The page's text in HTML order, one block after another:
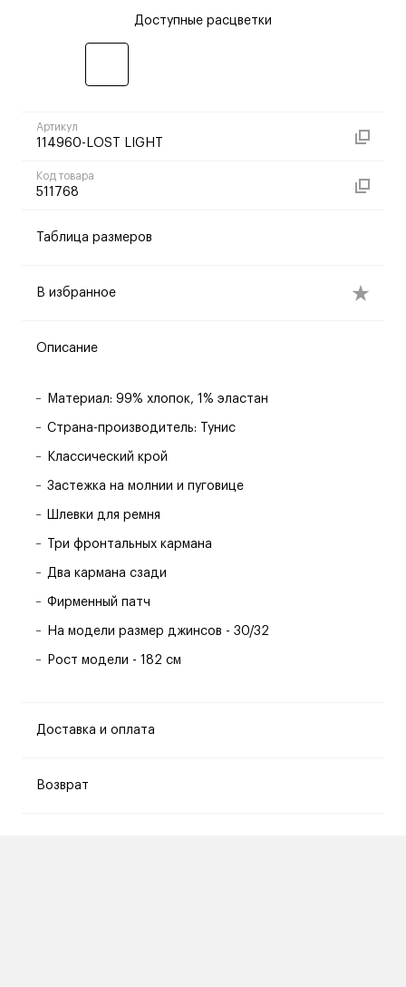
Доступные расцветки
Артикул
114960-LOST LIGHT
Код товара
511768
Таблица размеров
В избранное
Описание
Материал: 99% хлопок, 1% эластан
Страна-производитель: Тунис
Классический крой
Застежка на молнии и пуговице
Шлевки для ремня
Три фронтальных кармана
Два кармана сзади
Фирменный патч
На модели размер джинсов - 30/32
Рост модели - 182 см
Доставка и оплата
Возврат